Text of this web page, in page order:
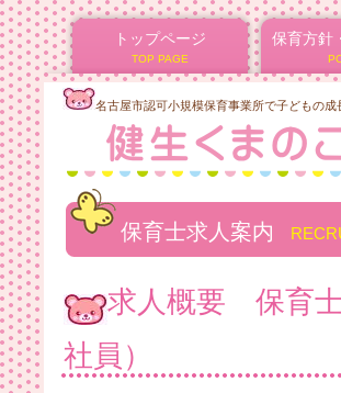
名古屋市認可小規模保育事業所で子どもの
保育士求人案内
求人概要 保育
社員）
トップページ
TOP PAGE
保育方針